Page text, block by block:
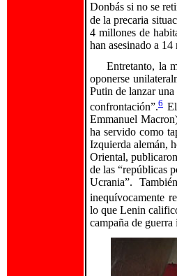
Donbás si no se
de la precaria
4 millones de
han asesinado a
Entretanto, la
oponerse
Putin de lanzar
confrontación”.6
Emmanuel
ha servido como
Izquierda alemán,
Oriental,
de las “repúblicas
Ucrania”.
inequívocamente
lo que Lenin
campaña de guerra